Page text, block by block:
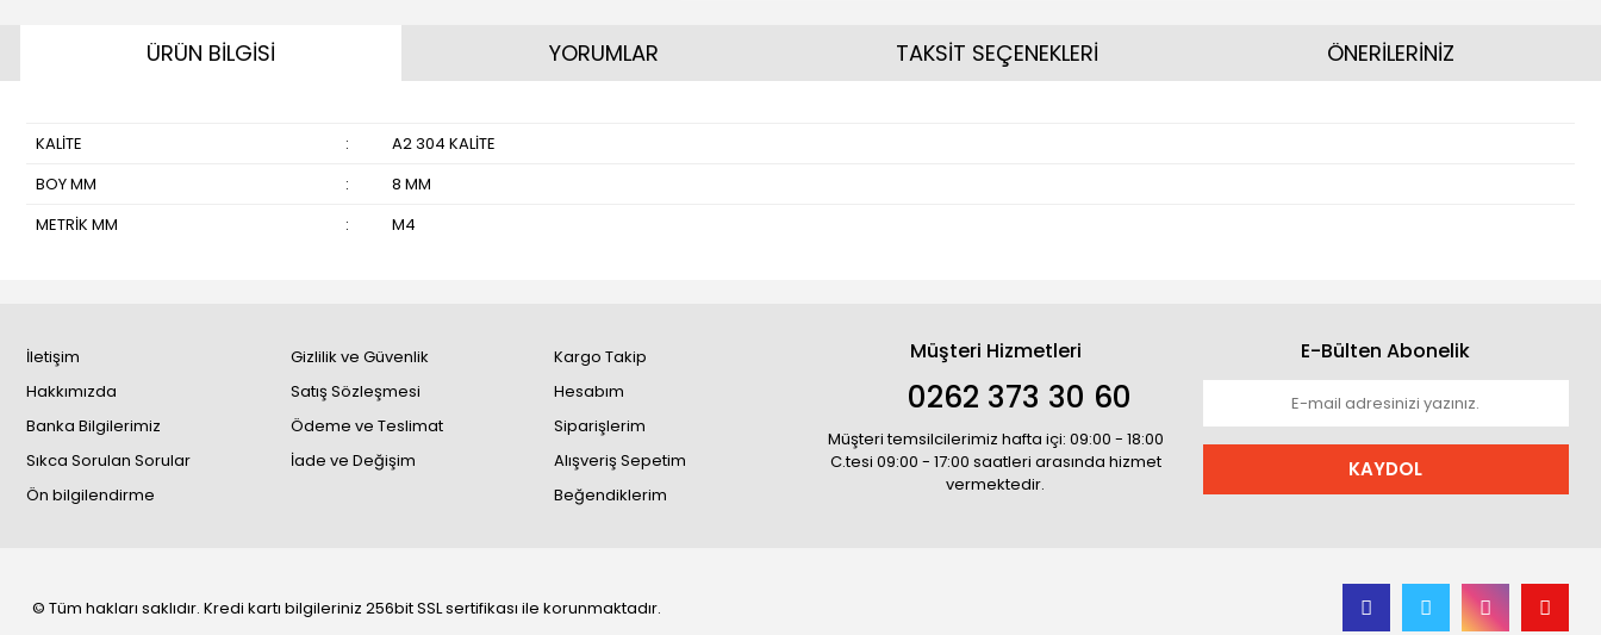
ÜRÜN BİLGİSİ
KALİTE :
A2 304 KALİTE
BOY MM
:
8 MM
METRİK MM
: M4
YORUMLAR TAKSİT SEÇENEKLERİ ÖNERİLERİNİZ
İletişim
Hakkımızda
Banka Bilgilerimiz
Sıkca Sorulan Sorular
Ön bilgilendirme
Gizlilik ve Güvenlik
Satış Sözleşmesi
Ödeme ve Teslimat
İade ve Değişim
Kargo Takip
Hesabım
Siparişlerim
Alışveriş Sepetim
Beğendiklerim
Müşteri Hizmetleri
0262 373 30 60
Müşteri temsilcilerimiz hafta içi: 09:00 - 18:00
C.tesi 09:00 - 17:00 saatleri arasında hizmet
vermektedir.
E-Bülten Abonelik
KAYDOL
© Tüm hakları saklıdır. Kredi kartı bilgileriniz 256bit SSL sertifikası ile korunmaktadır.